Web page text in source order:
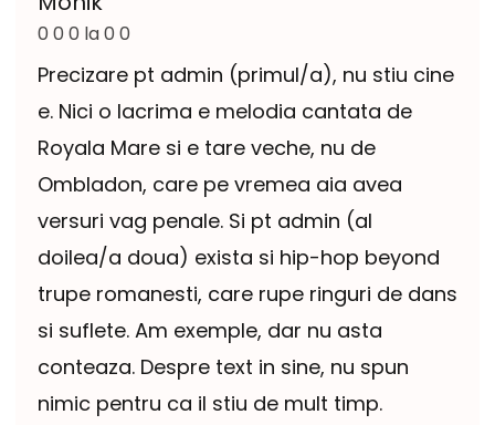
0 0 0 la 0 0
Precizare pt admin (primul/a), nu stiu cine
e. Nici o lacrima e melodia cantata de
Royala Mare si e tare veche, nu de
Ombladon, care pe vremea aia avea
versuri vag penale. Si pt admin (al
doilea/a doua) exista si hip-hop beyond
trupe romanesti, care rupe ringuri de dans
si suflete. Am exemple, dar nu asta
conteaza. Despre text in sine, nu spun
nimic pentru ca il stiu de mult timp.